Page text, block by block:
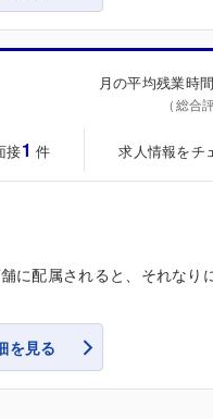
月の平均残業時
（総合
接1 件 求人情報をチ
に配属されると、それなり
を見る